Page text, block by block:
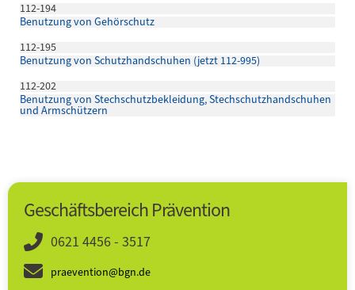
112-194
Benutzung von Gehörschutz
112-195
Benutzung von Schutzhandschuhen (jetzt 112-995)
112-202
Benutzung von Stechschutzbekleidung, Stechschutzhandschuhen
und Armschützern
Geschäftsbereich Prävention
0621 4456 - 3517
praevention@bgn.de